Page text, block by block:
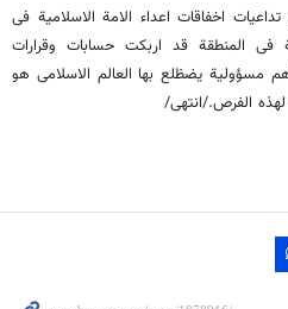
اخفاقات اعداء الامة الاسلامیة فی
فی المنطقة قد اربکت حسابات وقرارات
مسؤولیة یضظلع بها العالم الاسلامی هو
الفرص./انتهى/